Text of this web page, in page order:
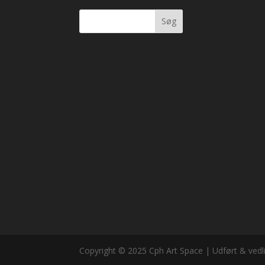
Søg
Copyright © 2025 Cph Art Space | Udført &